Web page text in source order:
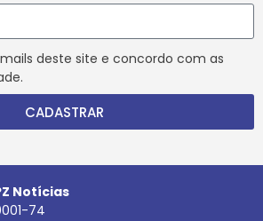
deste site e concordo com as
CADASTRAR
Notícias
74